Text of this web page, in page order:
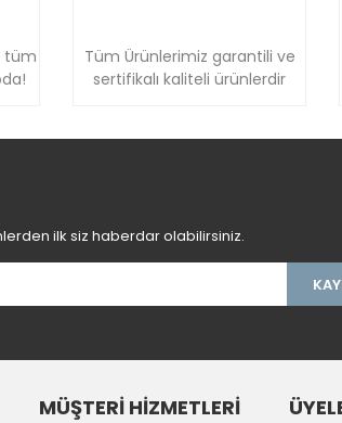
tüm
Tüm Ürünlerimiz garantili ve
sertifikalı kaliteli ürünlerdir
ilk siz haberdar olabilirsiniz.
MÜŞTERİ HİZMETLERİ